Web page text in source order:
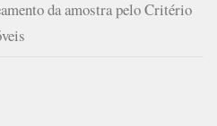
da amostra pelo Critério